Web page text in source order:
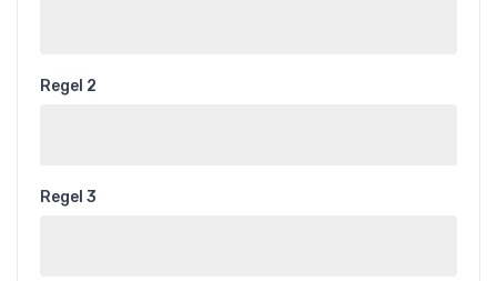
Regel 2
Regel 3